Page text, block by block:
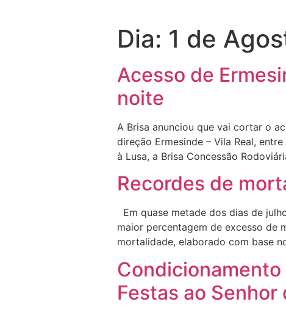
Dia: 1 de
Acesso de
noite
A Brisa anunciou que vai cortar o
direção Ermesinde – Vila Real,
à Lusa, a Brisa Concessão
Recordes de
Em quase metade dos dias de
maior percentagem de excesso de
mortalidade, elaborado com base
Festas ao